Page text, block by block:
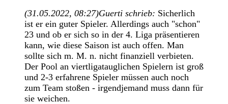
(31.05.2022, 08:27)Guerti schrieb: Sicherlich
ist er ein guter Spieler. Allerdings auch "schon"
23 und ob er sich so in der 4. Liga präsentieren
kann, wie diese Saison ist auch offen. Man
sollte sich m. M. n. nicht finanziell verbieten.
Der Pool an viertligatauglichen Spielern ist groß
und 2-3 erfahrene Spieler müssen auch noch
zum Team stoßen - irgendjemand muss dann für
sie weichen.